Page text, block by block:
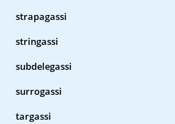
strapagassi
stringassi
subdelegassi
surrogassi
targassi